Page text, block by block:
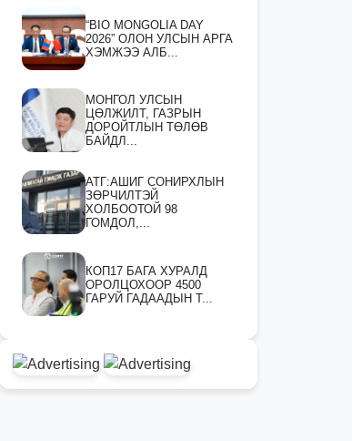
“BIO MONGOLIA DAY
2026” ОЛОН УЛСЫН АРГА
ХЭМЖЭЭ АЛБ...
МОНГОЛ УЛСЫН
ЦӨЛЖИЛТ, ГАЗРЫН
ДОРОЙТЛЫН ТӨЛӨВ
БАЙДЛ...
АТГ:АШИГ СОНИРХЛЫН
ЗӨРЧИЛТЭЙ
ХОЛБООТОЙ 98
ГОМДОЛ,...
КОП17 БАГА ХУРАЛД
ОРОЛЦОХООР 4500
ГАРУЙ ГАДААДЫН Т...